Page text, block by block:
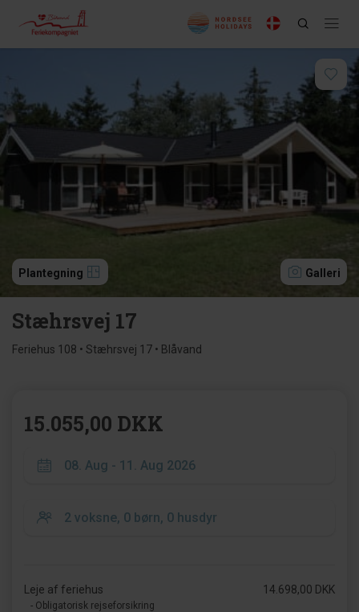
Plantegning Galleri
Stæhrsvej 17
Feriehus 108 • Stæhrsvej 17 • Blåvand
15.055,00 DKK
Leje af feriehus
- Obligatorisk rejseforsikring
14.698,00 DKK